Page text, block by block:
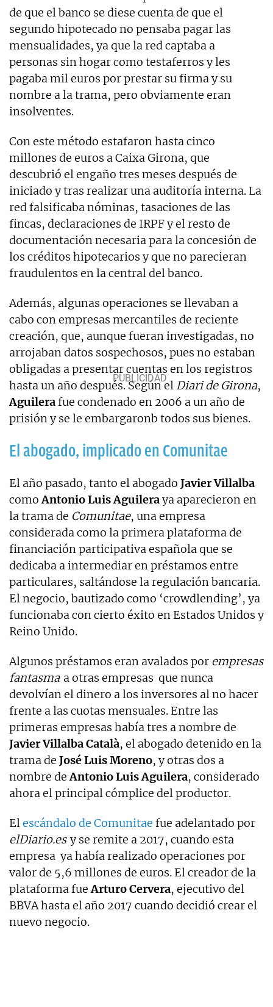
de que el banco se diese cuenta de que el
segundo hipotecado no pensaba pagar las
mensualidades, ya que la red captaba a
personas sin hogar como testaferros y les
pagaba mil euros por prestar su firma y su
nombre a la trama, pero obviamente eran
insolventes.
Con este método estafaron hasta cinco
millones de euros a Caixa Girona, que
descubrió el engaño tres meses después de
iniciado y tras realizar una auditoría interna. La
red falsificaba nóminas, tasaciones de las
fincas, declaraciones de IRPF y el resto de
documentación necesaria para la concesión de
los créditos hipotecarios y que no parecieran
fraudulentos en la central del banco.
Además, algunas operaciones se llevaban a
cabo con empresas mercantiles de reciente
creación, que, aunque fueran investigadas, no
arrojaban datos sospechosos, pues no estaban
obligadas a presentar cuentas en los registros
hasta un año después. Según el Diari de Girona,
Aguilerafue condenado en 2006 a un año de
prisión y se le embargaronb todos sus bienes.
El abogado, implicado en Comunitae
El año pasado, tanto el abogado Javier Villalba
comoAntonio Luis Aguileraya aparecieron en
la trama de Comunitae, una empresa
considerada como la primera plataforma de
financiación participativa española que se
dedicaba a intermediar en préstamos entre
particulares, saltándose la regulación bancaria.
El negocio, bautizado como ‘crowdlending’, ya
funcionaba con cierto éxito en Estados Unidos y
Reino Unido.
Algunos préstamos eran avalados por empresas
fantasma a otras empresas que nunca
devolvían el dinero a los inversores al no hacer
frente a las cuotas mensuales. Entre las
primeras empresas había tres a nombre de
Javier Villalba Català, el abogado detenido en la
trama de José Luis Moreno, y otras dos a
nombre deAntonio Luis Aguilera, considerado
ahora el principal cómplice del productor.
Elescándalo de Comunitae fue adelantado por
elDiario.es y se remite a 2017, cuando esta
empresa ya había realizado operaciones por
valor de 5,6 millones de euros. El creador de la
plataforma fueArturo Cervera, ejecutivo del
BBVA hasta el año 2017 cuando decidió crear el
nuevo negocio.